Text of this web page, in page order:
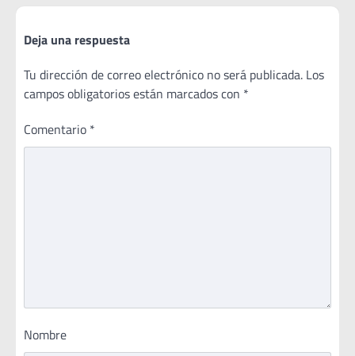
Deja una respuesta
Tu dirección de correo electrónico no será publicada. Los
campos obligatorios están marcados con *
Comentario *
Nombre